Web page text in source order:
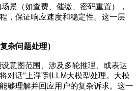
景（如查费、催缴、密码重置），
，保证响应速度和稳定性。这一层
杂问题处理）
意图范围、涉及多轮推理、或表达
对话“上浮”到LLM大模型处理。大模
够理解并回应用户的复杂诉求。这一